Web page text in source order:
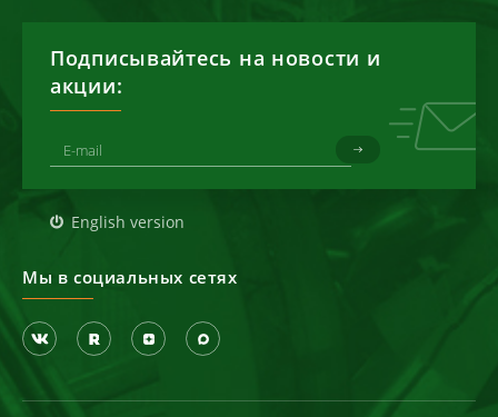
Подписывайтесь на новости и
акции:
English version
Мы в социальных сетях